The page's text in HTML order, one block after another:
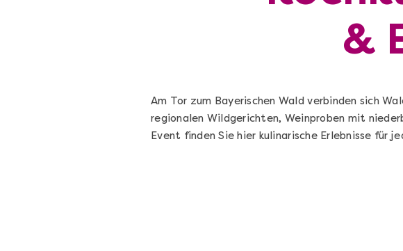
&
Am Tor zum Bayerischen Wald verbinden sich
regionalen Wildgerichten, Weinproben mit
Event finden Sie hier kulinarische Erlebnisse für